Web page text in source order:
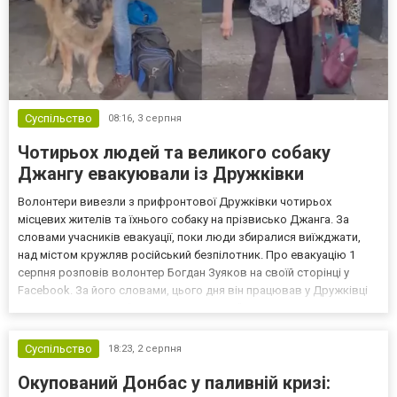
Суспільство 08:16, 3 серпня
Чотирьох людей та великого собаку
Джангу евакуювали із Дружківки
Волонтери вивезли з прифронтової Дружківки чотирьох
місцевих жителів та їхнього собаку на прізвисько Джанга. За
словами учасників евакуації, поки люди збиралися виїжджати,
над містом кружляв російський безпілотник. Про евакуацію 1
серпня розповів волонтер Богдан Зуяков на своїй сторінці у
Facebook. За його словами, цього дня він працював у Дружківці
Суспільство
18:23, 2 серпня
Окупований Донбас у паливній кризі: